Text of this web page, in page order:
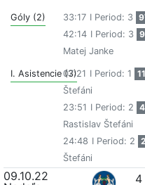
Góly (2) 33:17 I Period: 3
42:14 I Period: 3
Matej Janke
I. Asistencie (3)
07:21 I Period: 1 11
Štefáni
23:51 I Period: 2
Rastislav Štefáni
24:48 I Period: 2
Štefáni
09.10.22
4